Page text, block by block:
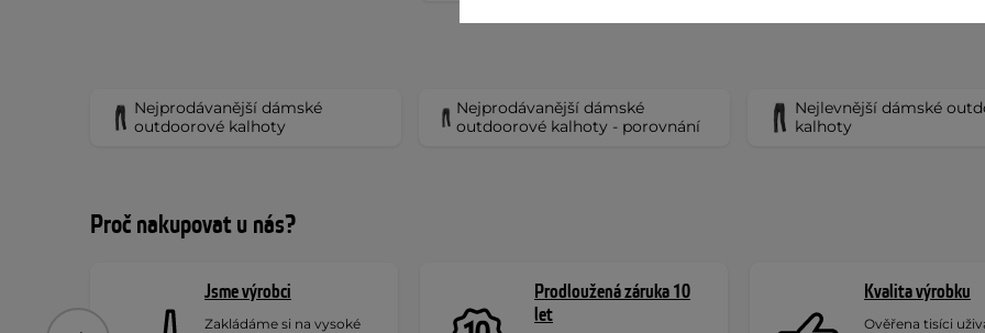
Nejprodávanější dámské
outdoorové kalhoty
Nejprodávanější dámské
outdoorové kalhoty - porovnání
Nejlevnější dámské
kalhoty
Proč nakupovat u nás?
Jsme výrobci
Zakládáme si na vysoké
Prodloužená záruka 10
let
Kvalita výrobku
Ověřena tisíci